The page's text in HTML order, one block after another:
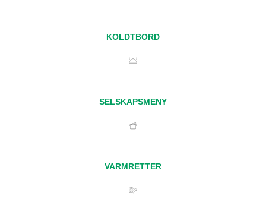
KOLDTBORD
SELSKAPSMENY
VARMRETTER